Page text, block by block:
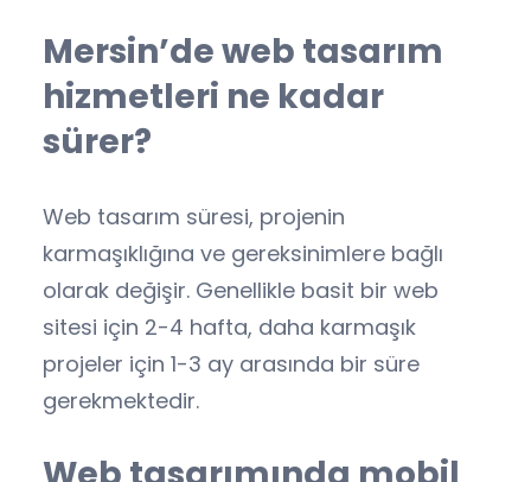
Mersin’de web tasarım
hizmetleri ne kadar
sürer?
Web tasarım süresi, projenin
karmaşıklığına ve gereksinimlere bağlı
olarak değişir. Genellikle basit bir web
sitesi için 2-4 hafta, daha karmaşık
projeler için 1-3 ay arasında bir süre
gerekmektedir.